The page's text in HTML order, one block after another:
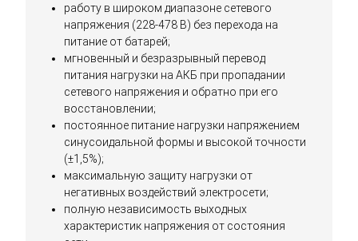
работу в широком диапазоне сетевого
напряжения (228-478 В) без перехода на
питание от батарей;
мгновенный и безразрывный перевод
питания нагрузки на АКБ при пропадании
сетевого напряжения и обратно при его
восстановлении;
постоянное питание нагрузки напряжением
синусоидальной формы и высокой точности
(±1,5%);
максимальную защиту нагрузки от
негативных воздействий электросети;
полную независимость выходных
характеристик напряжения от состояния